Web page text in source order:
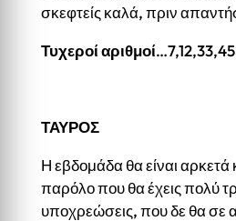
σκεφτείς καλά, πριν
Τυχεροί αριθμοί
ΤΑΥΡΟΣ
Η εβδομάδα θα είναι αρκετά
παρόλο που θα έχεις πολύ
υποχρεώσεις, που δε θα σε